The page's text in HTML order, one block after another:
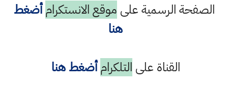
الصفحة الرسمية على موقع الانستكرام أضغط
هنا
القناة على التلكرام أضغط هنا